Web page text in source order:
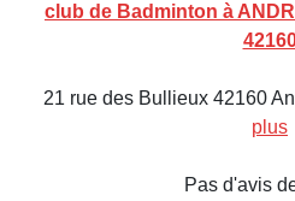
club de Badminton à
21 rue des Bullieux 42160
plus
Pas d'avis